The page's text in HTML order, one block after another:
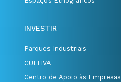
INVESTIR
Parques Industriais
CULTIVA
Centro de Apoio às Empresas